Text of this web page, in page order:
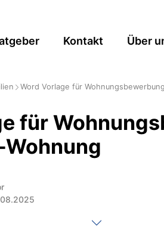
Kontakt Über
Word Vorlage für
für